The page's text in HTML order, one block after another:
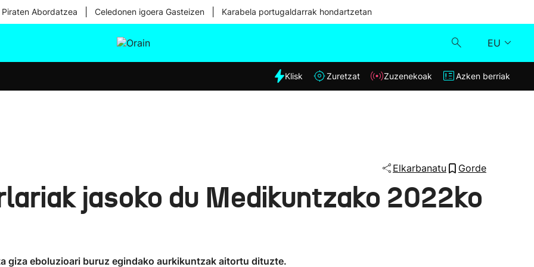
Abordatzea Celedonen igoera Gasteizen Karabela portugaldarrak hondartzetan
EU
Eguraldia
Klisk
Azken berriak
Klisk Zuretzat Zuzenekoak Azken berriak
Elkarbanatu Gorde
jasoko du Medikuntzako 2022ko
giza eboluzioari buruz egindako aurkikuntzak aitortu dituzte.